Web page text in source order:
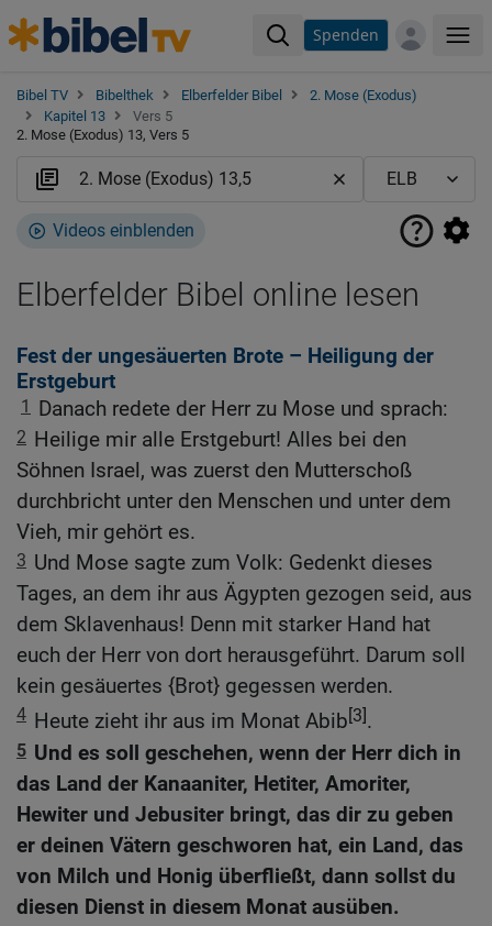
Spenden
Bibel TV Bibelthek Elberfelder Bibel
2. Mose (Exodus)
Kapitel 13
Vers 5
2. Mose (Exodus) 13, Vers 5
Videos einblenden
Elberfelder Bibel online lesen
Fest der ungesäuerten Brote – Heiligung der
Erstgeburt
1 Danach redete der Herr zu Mose und sprach:
2 Heilige mir alle Erstgeburt! Alles bei den
Söhnen Israel, was zuerst den Mutterschoß
durchbricht unter den Menschen und unter dem
Vieh, mir gehört es.
3 Und Mose sagte zum Volk: Gedenkt dieses
Tages, an dem ihr aus Ägypten gezogen seid, aus
dem Sklavenhaus! Denn mit starker Hand hat
euch der Herr von dort herausgeführt. Darum soll
kein gesäuertes {Brot} gegessen werden.
4 Heute zieht ihr aus im Monat Abib[3].
5 Und es soll geschehen, wenn der Herr dich in
das Land der Kanaaniter, Hetiter, Amoriter,
Hewiter und Jebusiter bringt, das dir zu geben
er deinen Vätern geschworen hat, ein Land, das
von Milch und Honig überfließt, dann sollst du
diesen Dienst in diesem Monat ausüben.